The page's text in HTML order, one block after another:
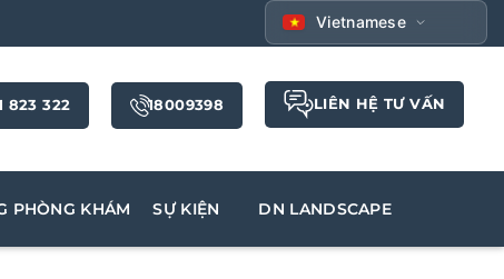
Vietnamese
823 322 18009398 LIÊN HỆ TƯ VẤN
PHÒNG KHÁM SỰ KIỆN DN LANDSCAPE